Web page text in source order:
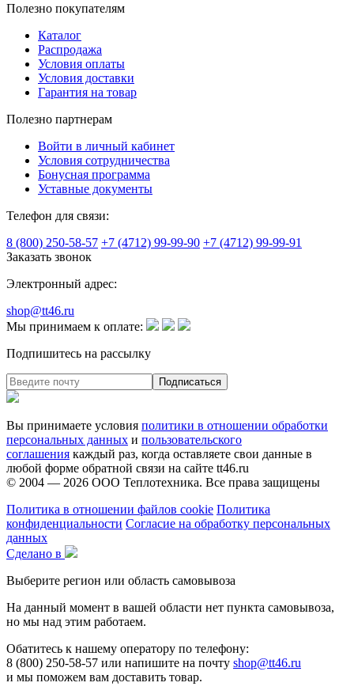
Полезно покупателям
Каталог
Распродажа
Условия оплаты
Условия доставки
Гарантия на товар
Полезно партнерам
Войти в личный кабинет
Условия сотрудничества
Бонусная программа
Уставные документы
Телефон для связи:
8 (800) 250-58-57 +7 (4712) 99-99-90 +7 (4712) 99-99-91
Заказать звонок
Электронный адрес:
shop@tt46.ru
Мы принимаем к оплате:
Подпишитесь на рассылку
Вы принимаете условия политики в отношении обработки
персональных данных и пользовательского
соглашения каждый раз, когда оставляете свои данные в
любой форме обратной связи на сайте tt46.ru
© 2004 — 2026 ООО Теплотехника. Все права защищены
Политика в отношении файлов cookie Политика
конфиденциальности Согласие на обработку персональных
данных
Сделано в
Выберите регион или область самовывоза
На данный момент в вашей области нет пункта самовывоза,
но мы над этим работаем.
Обатитесь к нашему оператору по телефону:
8 (800) 250-58-57 или напишите на почту shop@tt46.ru
и мы поможем вам доставить товар.